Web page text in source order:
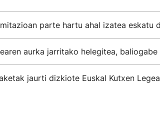
parte hartu ahal izatea eskatu
aurka jarritako helegitea, baliogabe
jaurti dizkiote Euskal Kutxen